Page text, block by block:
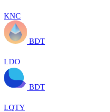
KNC
BDT
LDO
BDT
LQTY